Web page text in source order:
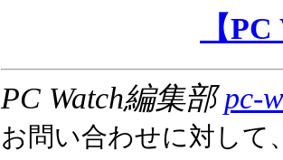
【
PC Watch編集部pc-
お問い合わせに対して